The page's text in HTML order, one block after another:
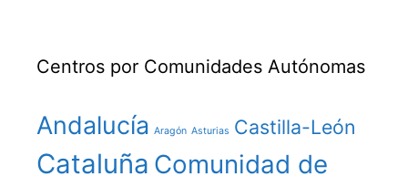
Centros por Comunidades Autónomas
Andalucía Aragón Asturias Castilla-León
Cataluña Comunidad de